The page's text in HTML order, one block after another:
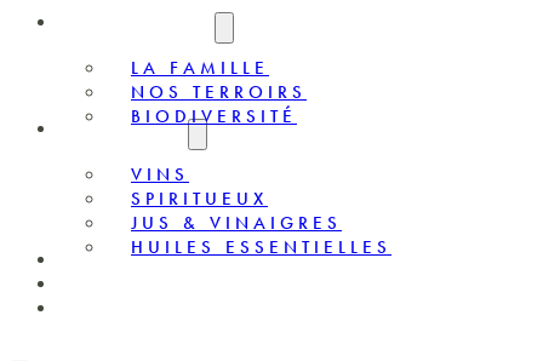
LA FAMILLE
NOS TERROIRS
BIODIVERSITÉ
BOUTIQUE
VINS
SPIRITUEUX
JUS & VINAIGRES
HUILES ESSENTIELLES
OENOTOURISME